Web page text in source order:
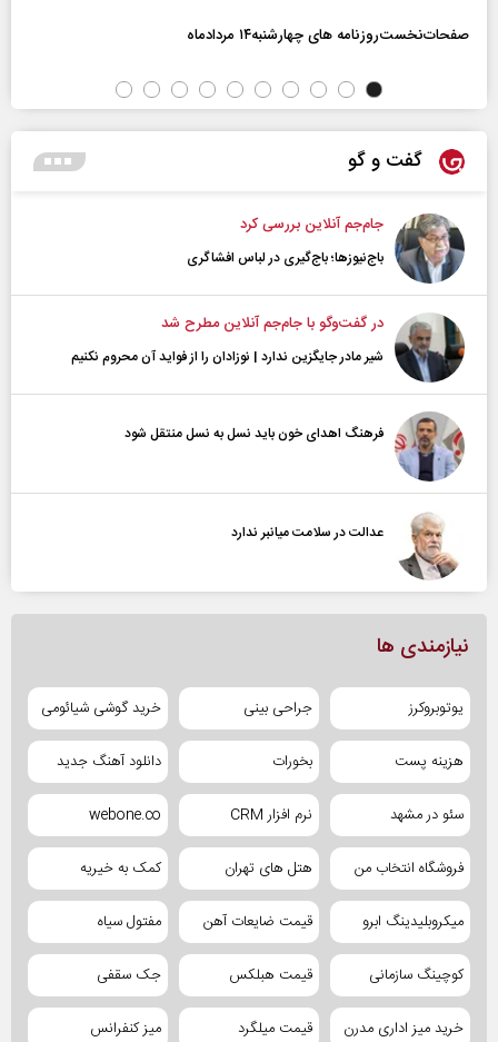
صفحات‌نخست‌روزنامه ها‌ی چهارشنبه‌۱۴ مردادماه
گفت و گو
جام‌جم آنلاین بررسی کرد
باج‌نیوزها؛ باج‌گیری در لباس افشاگری
در گفت‌و‌گو با جام‌جم آنلاین مطرح شد
شیر مادر جایگزین ندارد | نوزادان را از فواید آن محروم نکنیم
فرهنگ اهدای خون باید نسل به نسل منتقل شود
عدالت در سلامت میانبر ندارد
نیازمندی ها
یوتوبروکرز جراحی بینی خرید گوشی شیائومی
هزینه پست بخورات دانلود آهنگ جدید
سئو در مشهد نرم افزار CRM webone.co
فروشگاه انتخاب من هتل های تهران کمک به خیریه
میکروبلیدینگ ابرو قیمت ضایعات آهن مفتول سیاه
کوچینگ سازمانی قیمت هبلکس جک سقفی
خرید میز اداری مدرن قیمت میلگرد میز کنفرانس